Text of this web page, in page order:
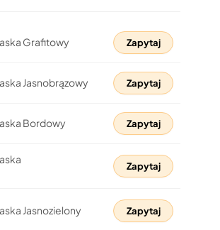
Grafitowy Zapytaj
Jasnobrązowy Zapytaj
Bordowy Zapytaj
Zapytaj
Jasnozielony Zapytaj